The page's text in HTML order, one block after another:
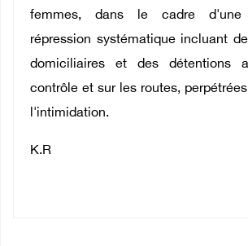
femmes, dans le cadre
répression systématique incluant
domiciliaires et des détentions
contrôle et sur les routes,
l'intimidation.
K.R